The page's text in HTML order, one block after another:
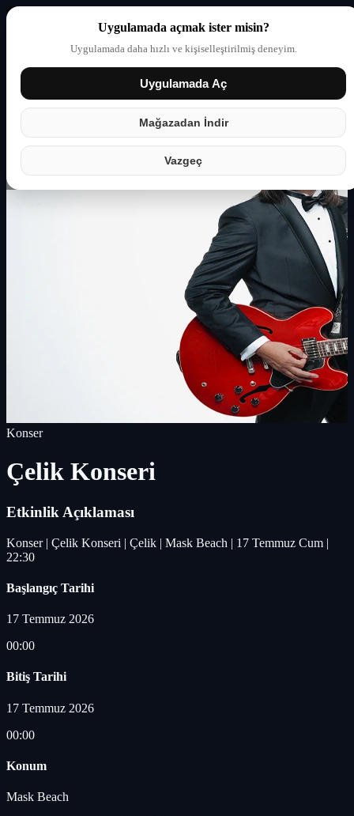
Uygulamada açmak ister misin?
Uygulamada daha hızlı ve kişiselleştirilmiş deneyim.
Uygulamada Aç
Mağazadan İndir
Vazgeç
Giriş yap Partner
Konser
Çelik Konseri
Etkinlik Açıklaması
Konser | Çelik Konseri | Çelik | Mask Beach | 17 Temmuz Cum |
22:30
Başlangıç Tarihi
17 Temmuz 2026
00:00
Bitiş Tarihi
17 Temmuz 2026
00:00
Konum
Mask Beach